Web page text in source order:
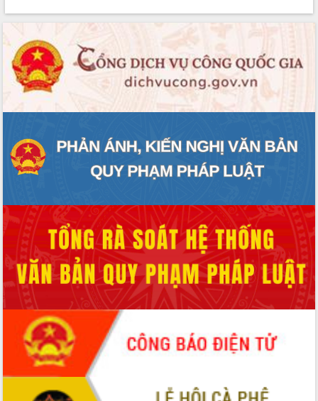
Bàn giải pháp tháo gỡ khó khăn trong
xuất khẩu sầu riêng và triển khai quy
định EUDR
Thứ trưởng Bộ Nông nghiệp và Môi
trường Nguyễn Hoàng Hiệp khảo sát
vùng trồng và doanh nghiệp đóng gói
sầu riêng tại Đắk Lắk
món ăn từ sầu riêng
Đắk Lắk công bố Quy hoạch và xúc
tiến đầu tư tỉnh
ứng để giữ vững thị trường xuất khẩu
Diễn đàn Kinh tế tư nhân Việt Nam đột
phá cơ chế - Hợp tác công tư
Đề án 06 tạo bước ngoặt đột phá trong
cải cách hành chính tỉnh Đắk Lắk
Kết nối tour, đẩy mạnh chuyển đổi số
để phát triển du lịch Đắk Lắk
Khởi động Dự án Đầu tư xây dựng hạ
tầng kỹ thuật Cụm công nghiệp Tân
Tiến
Gặp mặt các cơ quan báo chí nhân Kỷ
niệm 101 năm Ngày Báo chí Cách
mạng Việt Nam